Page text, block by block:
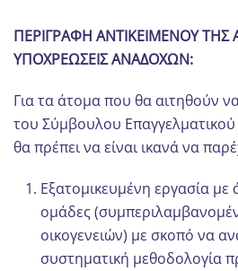
ΠΕΡΙΓΡΑΦΗ ΑΝΤΙΚΕΙΜΕΝΟΥ ΤΗΣ
ΥΠΟΧΡΕΩΣΕΙΣ ΑΝΑΔΟΧΩΝ:
Για τα άτομα που θα αιτηθούν
του Σύμβουλου
θα πρέπει να είναι ικανά να
Εξατομικευμένη εργασία με
ομάδες
οικογενειών) με σκοπό να
συστηματική μεθοδολογία